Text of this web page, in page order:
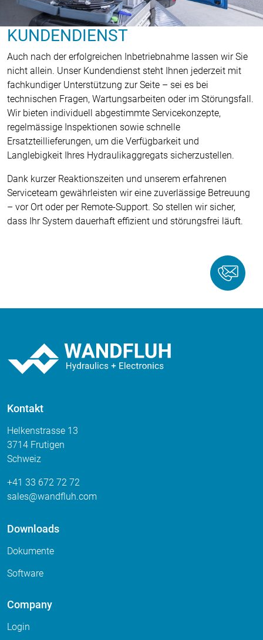
KUNDENDIENST
Auch nach der erfolgreichen Inbetriebnahme lassen wir Sie
nicht allein. Unser Kundendienst steht Ihnen jederzeit mit
fachkundiger Unterstützung zur Seite – sei es bei
technischen Fragen, Wartungsarbeiten oder im Störungsfall.
Wir bieten individuell abgestimmte Servicekonzepte,
regelmässige Inspektionen sowie schnelle
Ersatzteillieferungen, um die Verfügbarkeit und
Langlebigkeit Ihres Hydraulikaggregats sicherzustellen.
Dank kurzer Reaktionszeiten und unserem erfahrenen
Serviceteam gewährleisten wir eine zuverlässige Betreuung
– vor Ort oder per Remote-Support. So stellen wir sicher,
dass Ihr System dauerhaft effizient und störungsfrei läuft.
Kontakt
Helkenstrasse 13
3714 Frutigen
Schweiz
+41 33 672 72 72
sales
wandfluh com
Downloads
Dokumente
Software
Company
Login